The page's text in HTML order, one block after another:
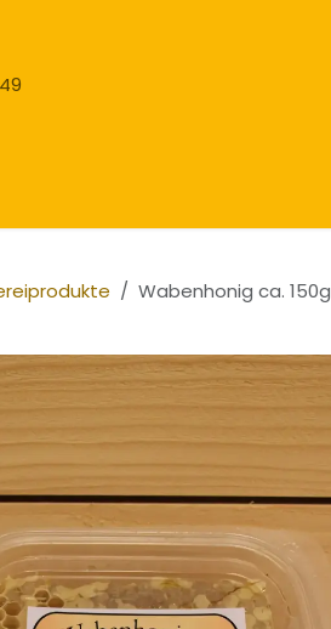
Wabenhonig ca. 150g